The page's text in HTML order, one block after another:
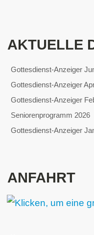
AKTUELLE
Gottesdienst-Anzeiger
Gottesdienst-Anzeiger
Gottesdienst-Anzeiger
Seniorenprogramm 2026
Gottesdienst-Anzeiger
ANFAHRT